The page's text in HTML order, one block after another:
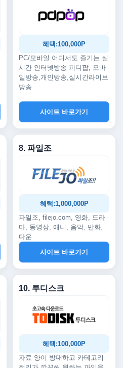
혜택:100,000P
PC/모바일 어디서도 즐기는 실
시간 인터넷방송 피디팝, 모바
일방송,개인방송,실시간라이브
방송
사이트 바로가기
8. 파일조
혜택:1,000,000P
파일조, filejo.com, 영화, 드라
마, 동영상, 애니, 음악, 만화,
다운
사이트 바로가기
10. 투디스크
혜택:100,000P
자료 양이 방대하고 카테고리